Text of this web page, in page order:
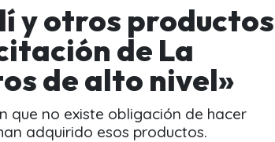
y otros productos
de La
de alto nivel»
que no existe obligación de hacer
adquirido esos productos.